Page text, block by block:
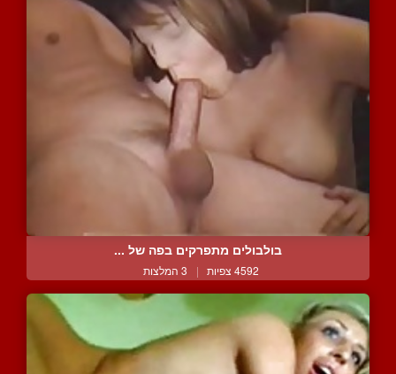
בולבולים מתפרקים בפה של ...
4592 צפיות | 3 המלצות